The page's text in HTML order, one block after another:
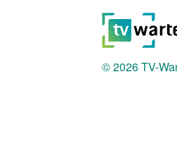
© 2026TV-